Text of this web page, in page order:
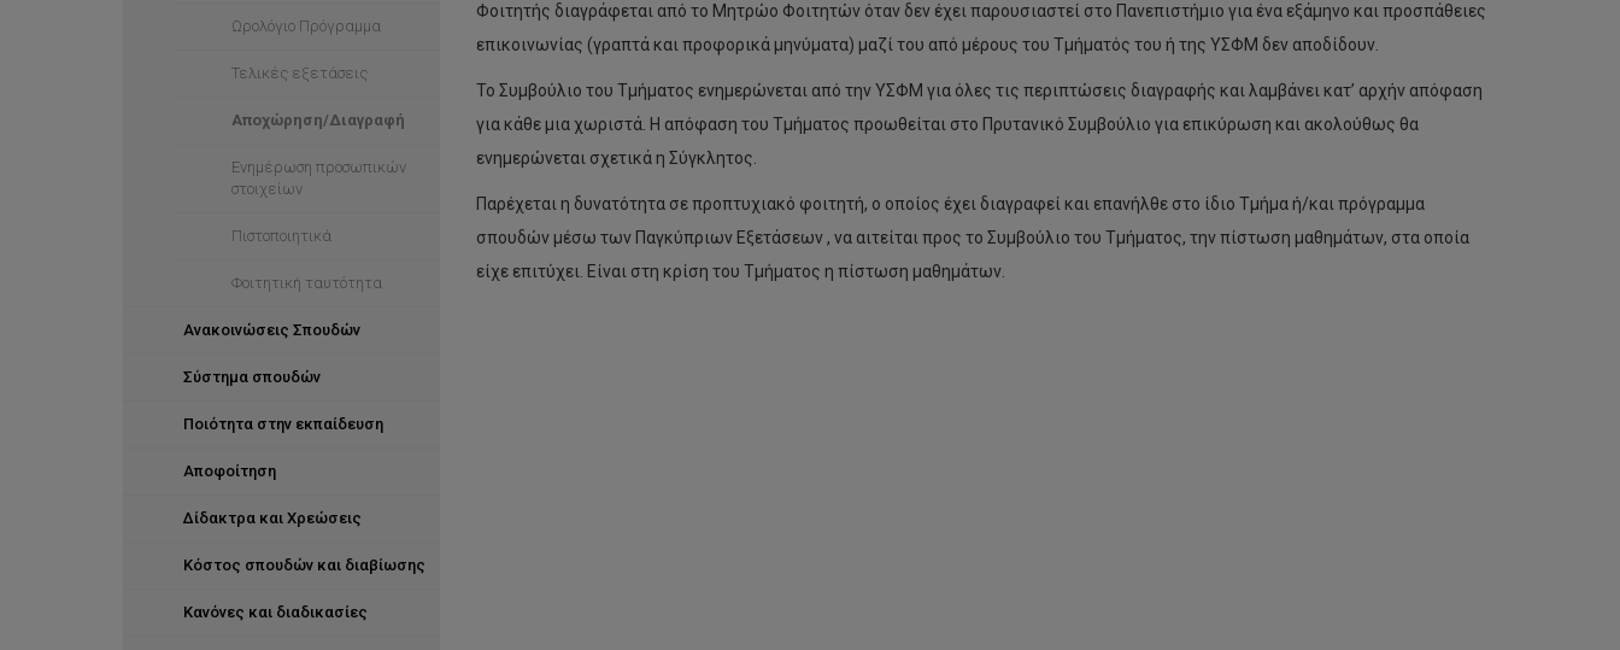
Ωρολόγιο Πρόγραμμα
Τελικές εξετάσεις
Αποχώρηση/Διαγραφή
Ενημέρωση προσωπικών
στοιχείων
Πιστοποιητικά
Φοιτητική ταυτότητα
Ανακοινώσεις Σπουδών
Σύστημα σπουδών
Ποιότητα στην εκπαίδευση
Αποφοίτηση
Δίδακτρα και Χρεώσεις
Κόστος σπουδών και διαβίωσης
Κανόνες και διαδικασίες
Φοιτητής διαγράφεται από το Μητρώο Φοιτητών όταν δεν έχει παρουσιαστεί στο Πανεπιστήμιο για ένα εξάμηνο και προσπάθειες
επικοινωνίας (γραπτά και προφορικά μηνύματα) μαζί του από μέρους του Τμήματός του ή της ΥΣΦΜ δεν αποδίδουν.
Το Συμβούλιο του Τμήματος ενημερώνεται από την ΥΣΦΜ για όλες τις περιπτώσεις διαγραφής και λαμβάνει κατ’ αρχήν απόφαση
για κάθε μια χωριστά. Η απόφαση του Τμήματος προωθείται στο Πρυτανικό Συμβούλιο για επικύρωση και ακολούθως θα
ενημερώνεται σχετικά η Σύγκλητος.
Παρέχεται η δυνατότητα σε προπτυχιακό φοιτητή, ο οποίος έχει διαγραφεί και επανήλθε στο ίδιο Τμήμα ή/και πρόγραμμα
σπουδών μέσω των Παγκύπριων Εξετάσεων , να αιτείται προς το Συμβούλιο του Τμήματος, την πίστωση μαθημάτων, στα οποία
είχε επιτύχει. Είναι στη κρίση του Τμήματος η πίστωση μαθημάτων.